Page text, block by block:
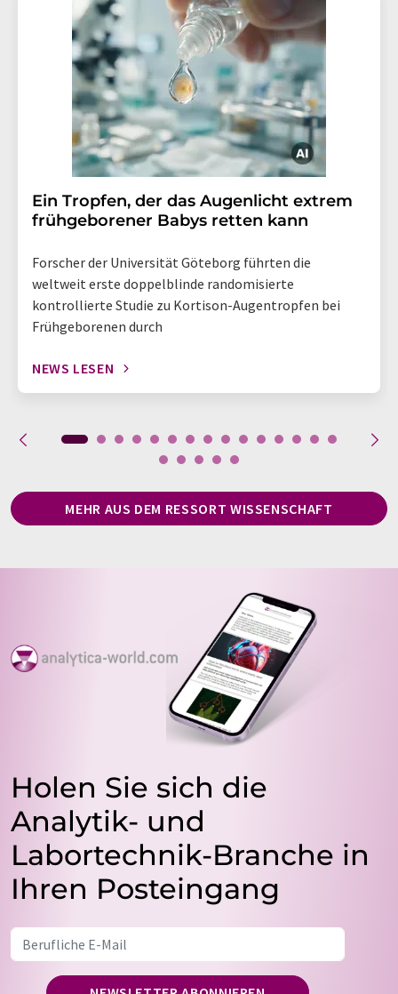
Ein Tropfen, der das Augenlicht extrem
frühgeborener Babys retten kann
Forscher der Universität Göteborg führten die
weltweit erste doppelblinde randomisierte
kontrollierte Studie zu Kortison-Augentropfen bei
Frühgeborenen durch
NEWS LESEN
MEHR AUS DEM RESSORT WISSENSCHAFT
Holen Sie sich die
Analytik- und
Labortechnik-Branche in
Ihren Posteingang